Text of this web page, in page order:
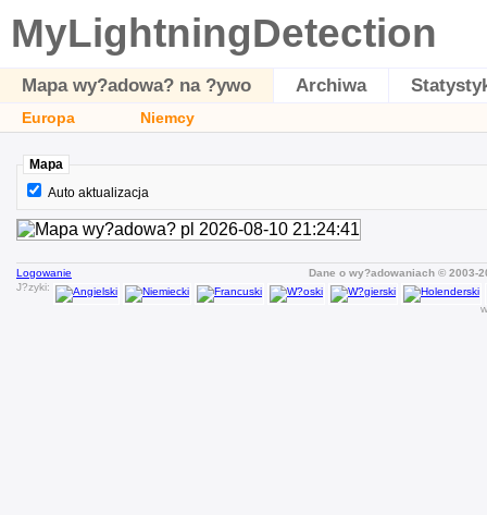
MyLightningDetection
Mapa wy?adowa? na ?ywo Archiwa
Europa Niemcy
Mapa
Auto aktualizacja
Logowanie
J?zyki:
Dane o wy?adowaniach © 2003-